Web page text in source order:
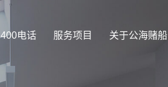
400电话 服务项目 关于公海赌船